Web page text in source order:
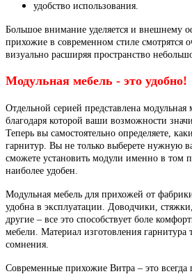
удобство использования.
Большое внимание уделяется и внешнему
прихожие в современном стиле смотрятся
визуально расширяя пространство
Модульная мебель - это удобно!
Отдельной серией представлена модульная
благодаря которой ваши возможности
Теперь вы самостоятельно определяете,
гарнитур. Вы не только выберете нужную
сможете установить модули именно в том
наиболее удобен.
Модульная мебель для прихожей от
удобна в эксплуатации. Доводчики,
другие – все это способствует боле
мебели. Материал изготовления гарнитура
сомнения.
Современные прихожие Витра – это всегда